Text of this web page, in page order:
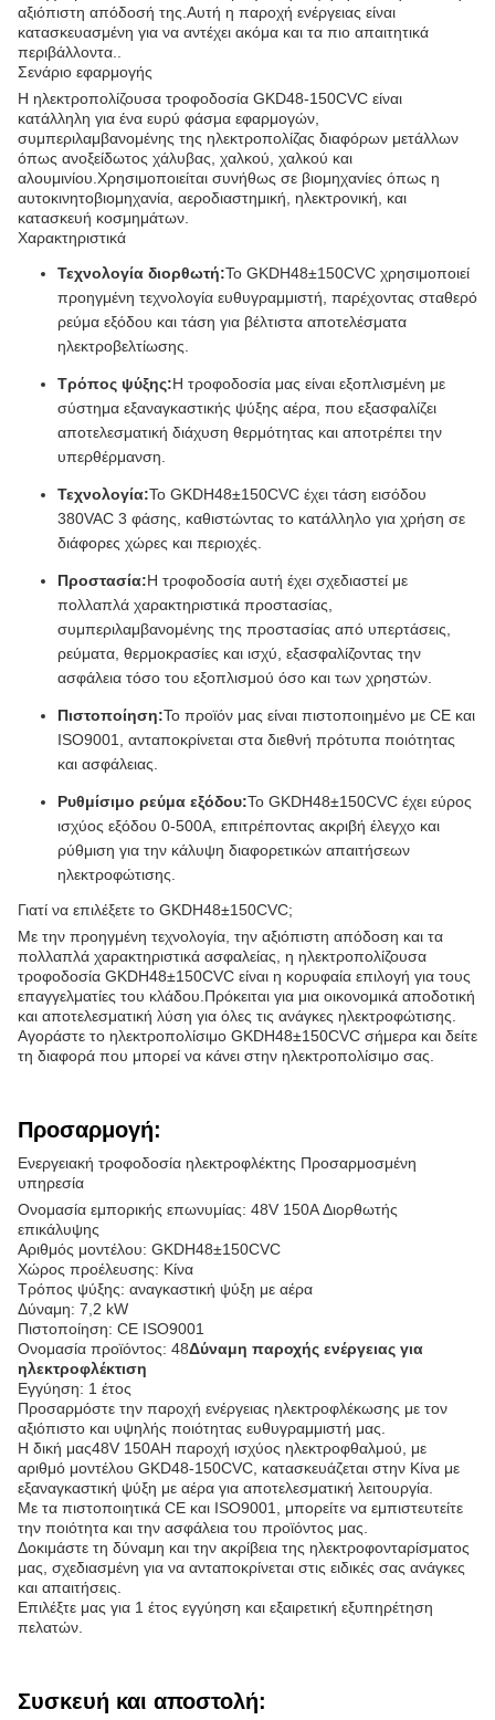
αξιόπιστη απόδοσή της.Αυτή η παροχή ενέργειας είναι
κατασκευασμένη για να αντέχει ακόμα και τα πιο απαιτητικά
περιβάλλοντα..
Σενάριο εφαρμογής
Η ηλεκτροπολίζουσα τροφοδοσία GKD48-150CVC είναι
κατάλληλη για ένα ευρύ φάσμα εφαρμογών,
συμπεριλαμβανομένης της ηλεκτροπολίζας διαφόρων μετάλλων
όπως ανοξείδωτος χάλυβας, χαλκού, χαλκού και
αλουμινίου.Χρησιμοποιείται συνήθως σε βιομηχανίες όπως η
αυτοκινητοβιομηχανία, αεροδιαστημική, ηλεκτρονική, και
κατασκευή κοσμημάτων.
Χαρακτηριστικά
Τεχνολογία διορθωτή:Το GKDH48±150CVC χρησιμοποιεί
προηγμένη τεχνολογία ευθυγραμμιστή, παρέχοντας σταθερό
ρεύμα εξόδου και τάση για βέλτιστα αποτελέσματα
ηλεκτροβελτίωσης.
Τρόπος ψύξης:Η τροφοδοσία μας είναι εξοπλισμένη με
σύστημα εξαναγκαστικής ψύξης αέρα, που εξασφαλίζει
αποτελεσματική διάχυση θερμότητας και αποτρέπει την
υπερθέρμανση.
Τεχνολογία:Το GKDH48±150CVC έχει τάση εισόδου
380VAC 3 φάσης, καθιστώντας το κατάλληλο για χρήση σε
διάφορες χώρες και περιοχές.
Προστασία:Η τροφοδοσία αυτή έχει σχεδιαστεί με
πολλαπλά χαρακτηριστικά προστασίας,
συμπεριλαμβανομένης της προστασίας από υπερτάσεις,
ρεύματα, θερμοκρασίες και ισχύ, εξασφαλίζοντας την
ασφάλεια τόσο του εξοπλισμού όσο και των χρηστών.
Πιστοποίηση:Το προϊόν μας είναι πιστοποιημένο με CE και
ISO9001, ανταποκρίνεται στα διεθνή πρότυπα ποιότητας
και ασφάλειας.
Ρυθμίσιμο ρεύμα εξόδου:Το GKDH48±150CVC έχει εύρος
ισχύος εξόδου 0-500A, επιτρέποντας ακριβή έλεγχο και
ρύθμιση για την κάλυψη διαφορετικών απαιτήσεων
ηλεκτροφώτισης.
Γιατί να επιλέξετε το GKDH48±150CVC;
Με την προηγμένη τεχνολογία, την αξιόπιστη απόδοση και τα
πολλαπλά χαρακτηριστικά ασφαλείας, η ηλεκτροπολίζουσα
τροφοδοσία GKDH48±150CVC είναι η κορυφαία επιλογή για τους
επαγγελματίες του κλάδου.Πρόκειται για μια οικονομικά αποδοτική
και αποτελεσματική λύση για όλες τις ανάγκες ηλεκτροφώτισης.
Αγοράστε το ηλεκτροπολίσιμο GKDH48±150CVC σήμερα και δείτε
τη διαφορά που μπορεί να κάνει στην ηλεκτροπολίσιμο σας.
Προσαρμογή:
Ενεργειακή τροφοδοσία ηλεκτροφλέκτης Προσαρμοσμένη
υπηρεσία
Ονομασία εμπορικής επωνυμίας: 48V 150A Διορθωτής
επικάλυψης
Αριθμός μοντέλου: GKDH48±150CVC
Χώρος προέλευσης: Κίνα
Τρόπος ψύξης: αναγκαστική ψύξη με αέρα
Δύναμη: 7,2 kW
Πιστοποίηση: CE ISO9001
Ονομασία προϊόντος: 48Δύναμη παροχής ενέργειας για
ηλεκτροφλέκτιση
Εγγύηση: 1 έτος
Προσαρμόστε την παροχή ενέργειας ηλεκτροφλέκωσης με τον
αξιόπιστο και υψηλής ποιότητας ευθυγραμμιστή μας.
Η δική μας48V 150ΑΗ παροχή ισχύος ηλεκτροφθαλμού, με
αριθμό μοντέλου GKD48-150CVC, κατασκευάζεται στην Κίνα με
εξαναγκαστική ψύξη με αέρα για αποτελεσματική λειτουργία.
Με τα πιστοποιητικά CE και ISO9001, μπορείτε να εμπιστευτείτε
την ποιότητα και την ασφάλεια του προϊόντος μας.
Δοκιμάστε τη δύναμη και την ακρίβεια της ηλεκτροφονταρίσματος
μας, σχεδιασμένη για να ανταποκρίνεται στις ειδικές σας ανάγκες
και απαιτήσεις.
Επιλέξτε μας για 1 έτος εγγύηση και εξαιρετική εξυπηρέτηση
πελατών.
Συσκευή και αποστολή: